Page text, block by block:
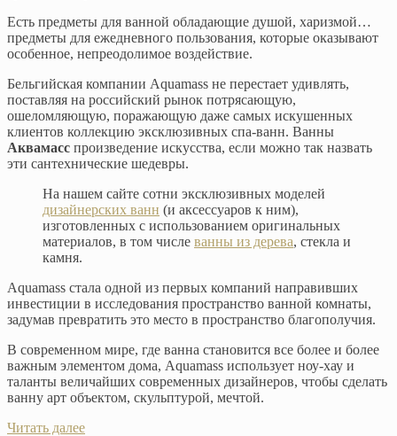
Есть предметы для ванной обладающие душой, харизмой…
предметы для ежедневного пользования, которые оказывают
особенное, непреодолимое воздействие.
Бельгийская компании Aquamass не перестает удивлять,
поставляя на российский рынок потрясающую,
ошеломляющую, поражающую даже самых искушенных
клиентов коллекцию эксклюзивных спа-ванн. Ванны
Аквамасс произведение искусства, если можно так назвать
эти сантехнические шедевры.
На нашем сайте сотни эксклюзивных моделей
дизайнерских ванн (и аксессуаров к ним),
изготовленных с использованием оригинальных
материалов, в том числе ванны из дерева, стекла и
камня.
Aquamass стала одной из первых компаний направивших
инвестиции в исследования пространство ванной комнаты,
задумав превратить это место в пространство благополучия.
В современном мире, где ванна становится все более и более
важным элементом дома, Aquamass использует ноу-хау и
таланты величайших современных дизайнеров, чтобы сделать
ванну арт объектом, скульптурой, мечтой.
Читать далее